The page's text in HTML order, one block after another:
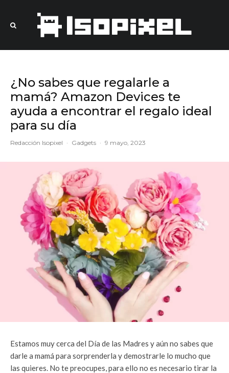
¿No sabes que regalarle a
mamá? Amazon Devices te
ayuda a encontrar el regalo ideal
para su día
Redacción Isopixel · Gadgets · 9 mayo, 2023
Estamos muy cerca del Día de las Madres y aún no sabes que
darle a mamá para sorprenderla y demostrarle lo mucho que
las quieres. No te preocupes, para ello no es necesario tirar la